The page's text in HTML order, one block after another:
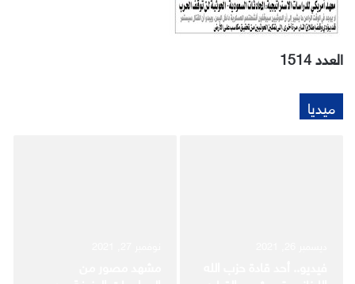
العدد 1514
ميديا